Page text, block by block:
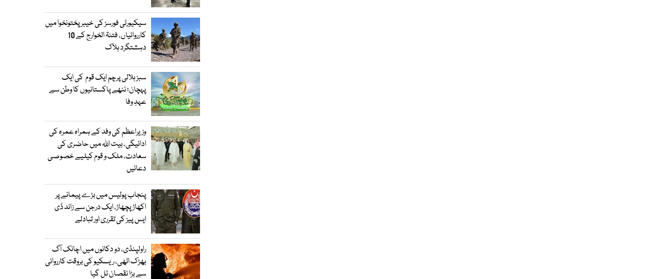
سیکیورٹی فورسز کی خیبر پختونخوا میں
کارروائیاں، فتنۃ الخوارج کے 10
دہشتگرد ہلاک
سبز ہلالی پرچم ایک قوم کی ایک
پہچان؛ ننھے پاکستانیوں کا وطن سے
عہدِ وفا
وزیراعظم کی وفد کے ہمراہ عمرہ کی
ادائیگی، بیت اللہ میں حاضری کی
سعادت، ملک و قوم کیلیے خصوصی
دعائیں
پنجاب پولیس میں بڑے پیمانے پر
اکھاڑ پچھاڑ، ایک درجن سے زائد ڈی
ایس پیز کی تقرری اور تبادلے
راولپنڈی، دو دکانوں میں اچانک آگ
بھڑک اٹھی، ریسکیو کی بروقت کارروائی
سے بڑا نقصان ٹل گیا